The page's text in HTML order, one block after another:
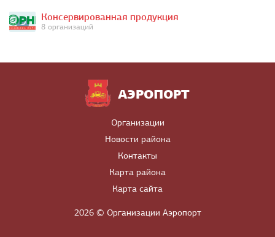
Консервированная продукция
8 организаций
АЭРОПОРТ
Организации
Новости района
Контакты
Карта района
Карта сайта
2026 © Организации Аэропорт